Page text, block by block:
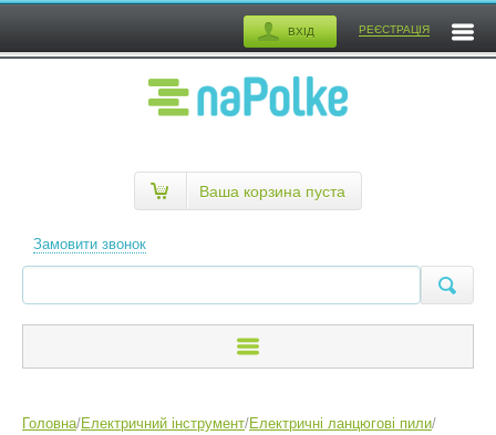
ВХІД РЕЄСТРАЦІЯ
Замовити звонок
Ваша корзина пуста
Головна/Електричний інструмент/Електричні ланцюгові пили/